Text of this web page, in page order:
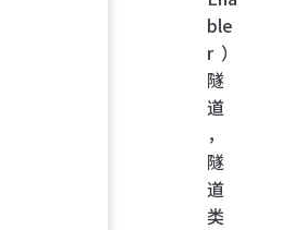
ble
r）
隧
道
，
隧
道
类